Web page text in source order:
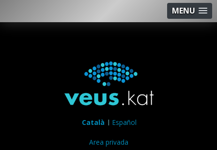
MENU
Català Español
Area privada